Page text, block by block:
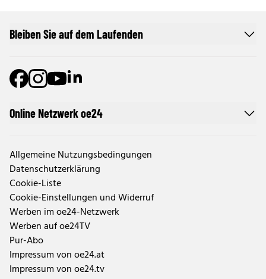
Online Netzwerk oe24
Allgemeine Nutzungsbedingungen
Datenschutzerklärung
Cookie-Liste
Cookie-Einstellungen und Widerruf
Werben im oe24-Netzwerk
Werben auf oe24TV
Pur-Abo
Impressum von oe24.at
Impressum von oe24.tv
Bleiben Sie auf dem Laufenden